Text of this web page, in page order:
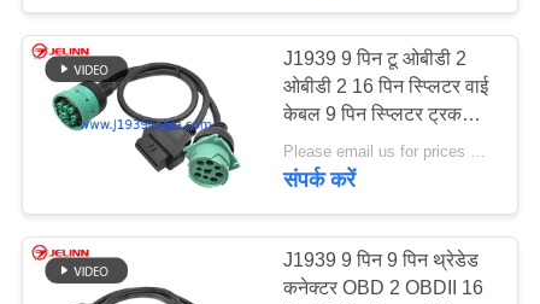
नियंत्रण
संपर्क
एक
उद्धरण
जे 1 9 3 वाई केबल
38
J1939 9 पिन टू ओबीडी 2
ओबीडी 2 16 पिन स्प्लिटर वाई
केबल 9 पिन स्प्लिटर ट्रक
जीपीएस के लिए वायर हार्नेस
Please email us for prices MOQ:100 पीसीएस
संपर्क करें
J1939 9 पिन 9 पिन थ्रेडेड
कनेक्टर OBD 2 OBDII 16